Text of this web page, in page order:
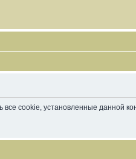
все cookie, установленные данной